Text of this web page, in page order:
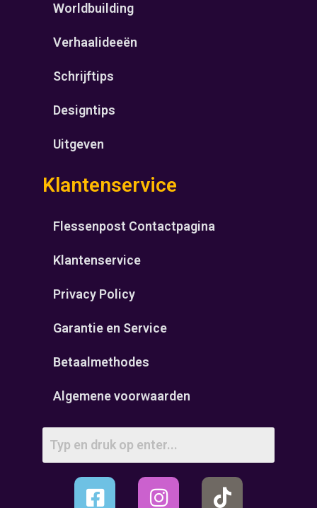
Worldbuilding
Verhaalideeën
Schrijftips
Designtips
Uitgeven
Klantenservice
Flessenpost Contactpagina
Klantenservice
Privacy Policy
Garantie en Service
Betaalmethodes
Algemene voorwaarden